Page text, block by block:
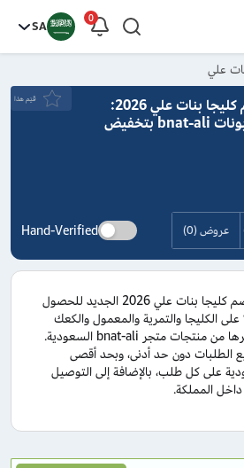
0
SA
علي
كود خصم كليجا بنات علي 2026:
أحدث كوبونات bnat-ali بتخفيض
قيَم هذا
عروض (0) Hand-Verified
استفد من تفعيل كود خصم كليجا بنات علي 2026 الجديد للحصول
يبدأ من 2% على الكليجا والتمرية والمعمول والكعك
والسمسمية والفتيت وغيرها من منتجات متجر bnat-ali السعودية.
الطلبات دون حد أدنى، وبحد أقصى
سعودية على كل طلب، بالإضافة إلى التوصيل
داخل المملكة.